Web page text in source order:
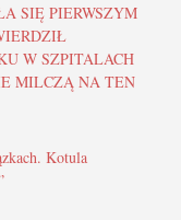
SIĘ PIERWSZYM
W SZPITALACH
MILCZĄ NA TEN
Kotula